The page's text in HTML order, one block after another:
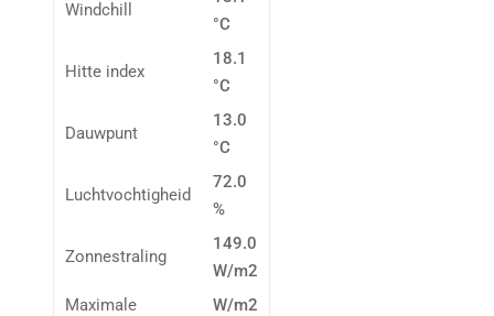
Windchill
°C
Hitte index
18.1
°C
Dauwpunt
13.0
°C
Luchtvochtigheid
72.0
%
Zonnestraling
149.0
W/m2
Maximale
W/m2